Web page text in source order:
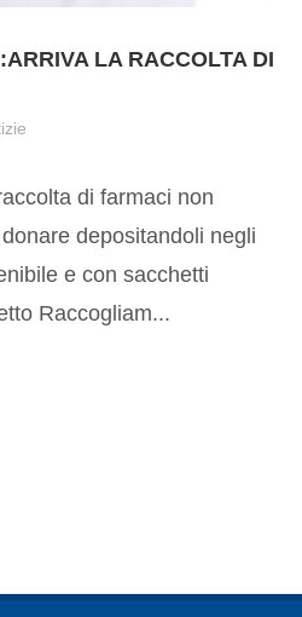
LA RACCOLTA DI
di farmaci non
depositandoli negli
e con sacchetti
Raccogliam...